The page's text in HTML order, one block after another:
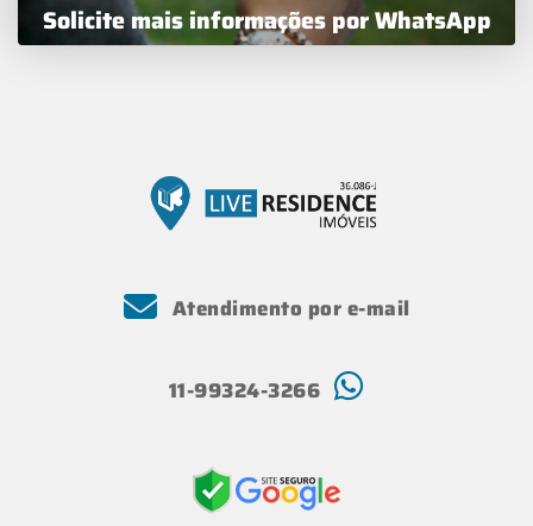
Solicite mais informações por WhatsApp
Atendimento por e-mail
11-99324-3266